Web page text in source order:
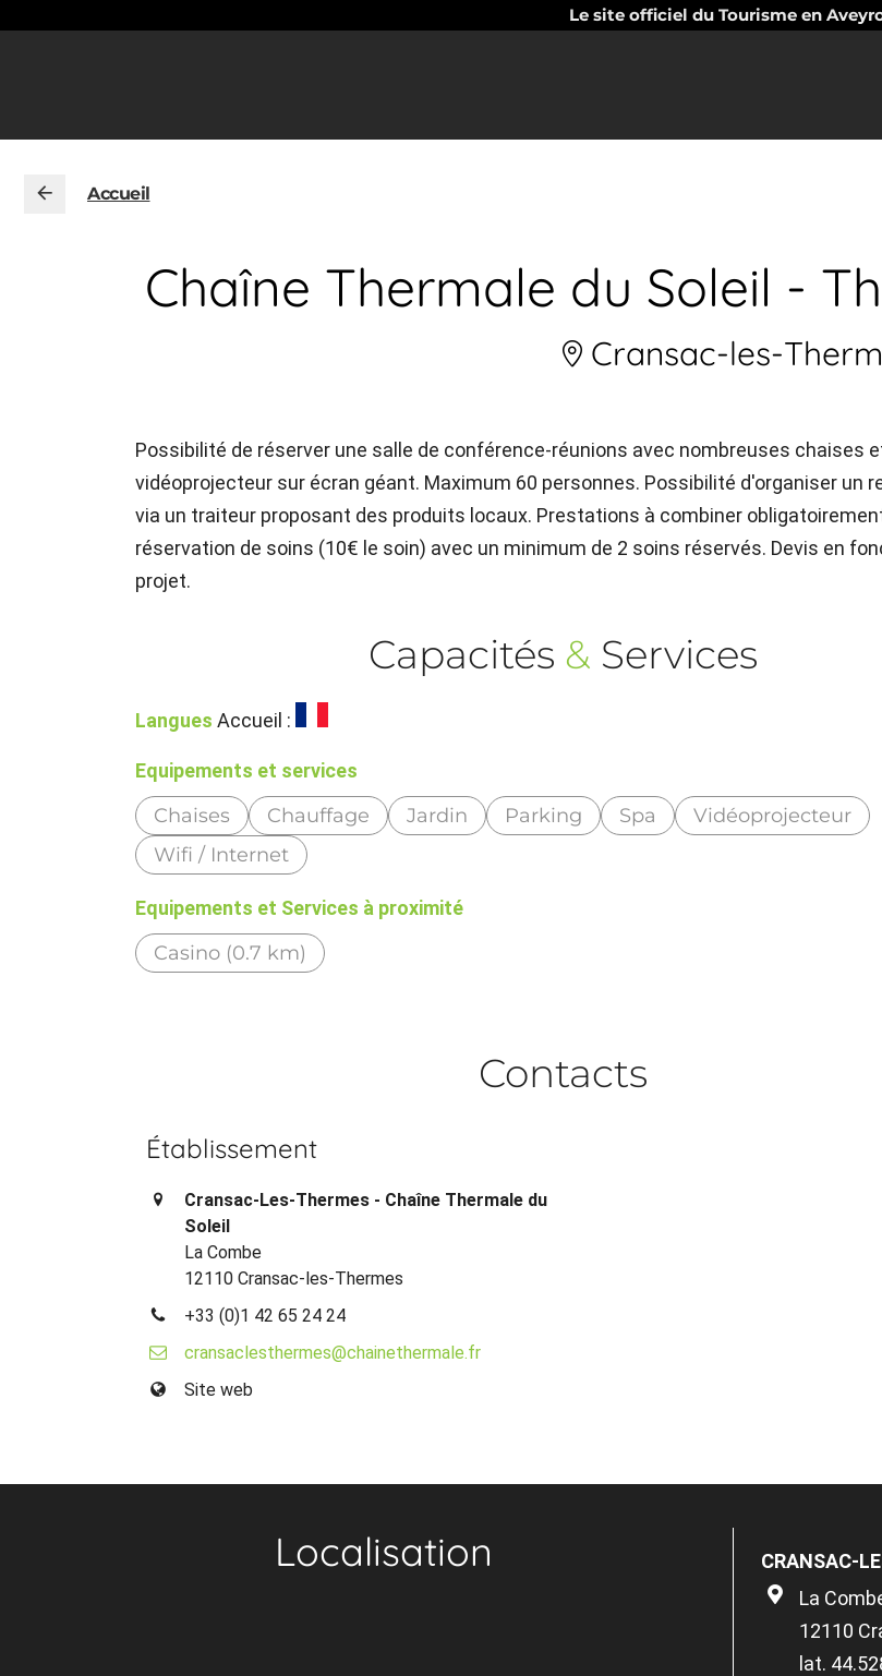
Le site officiel du Tourisme en
Accueil
Chaîne Thermale du Soleil -
Cransac-les-
Possibilité de réserver une salle de conférence-réunions avec nombreuses chaises
vidéoprojecteur sur écran géant. Maximum 60 personnes. Possibilité d'organiser un
via un traiteur proposant des produits locaux. Prestations à combiner
réservation de soins (10€ le soin) avec un minimum de 2 soins réservés. Devis en
projet.
Capacités & Services
Langues Accueil :
Equipements et services
Chaises Chauffage Jardin Parking Spa
Vidéoprojecteur
Wifi / Internet
Equipements et Services à proximité
Casino (0.7 km)
Contacts
Établissement
Cransac-Les-Thermes - Chaîne Thermale du
Soleil
La Combe
12110 Cransac-les-Thermes
+33 (0)1 42 65 24 24
cransaclesthermes@chainethermale.fr
Site web
Localisation
CRANSAC-
La
12110
lat.